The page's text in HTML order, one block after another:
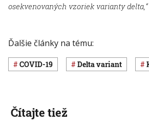
osekvenovaných vzoriek varianty delta,“
Ďalšie články na tému:
COVID-19 delta variant
Čítajte tiež